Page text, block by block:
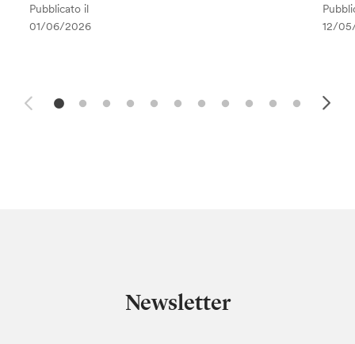
Pubblicato il
01/06/2026
12/
Newsletter